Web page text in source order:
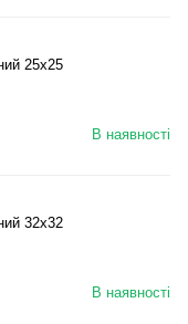
25х25
В наявності
32х32
В наявності